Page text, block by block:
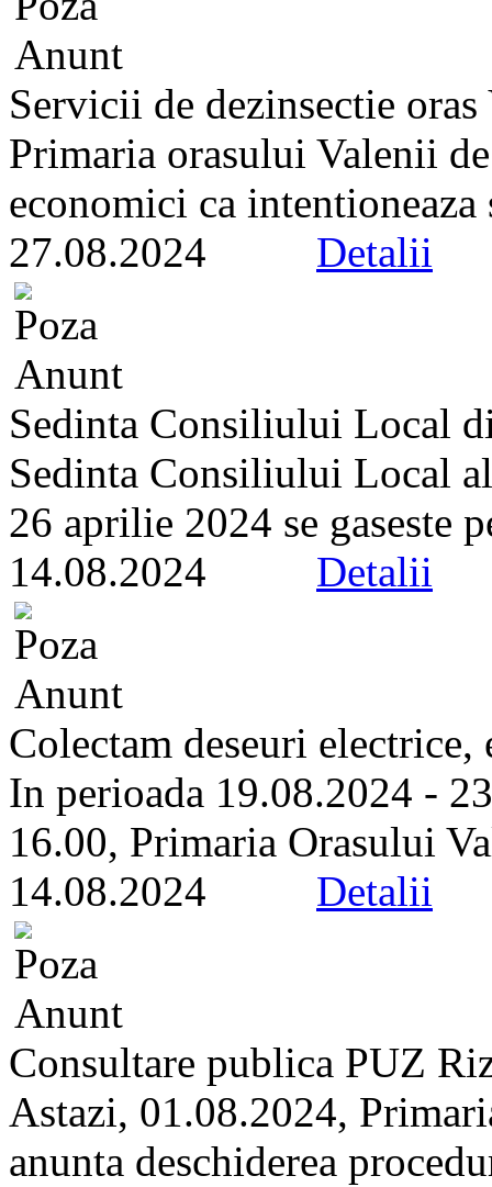
Servicii de dezinsectie
Primaria orasului Valenii
economici ca
27.08.2024 Detalii
Sedinta Consiliului Local
Sedinta Consiliului Local
26 aprilie 2024 se gaseste
14.08.2024 Detalii
Colectam deseuri
In perioada 19.08.2024 -
16.00, Primaria Orasului
14.08.2024 Detalii
Consultare publica PUZ
Astazi, 01.08.2024,
anunta deschiderea